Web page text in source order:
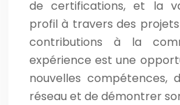
de certifications, et la
profil à travers des
contributions à la
expérience est une
nouvelles compétences,
réseau et de démontrer